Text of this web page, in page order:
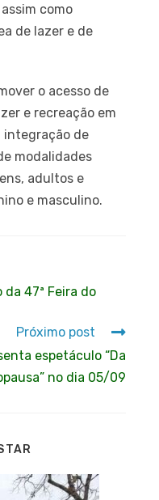
como
de lazer e de
o acesso de
e recreação em
integração de
modalidades
adultos e
e masculino.
47ª Feira do
Próximo post
espetáculo “Da
no dia 05/09